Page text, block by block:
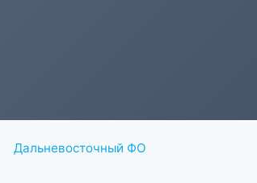
Дальневосточный ФО